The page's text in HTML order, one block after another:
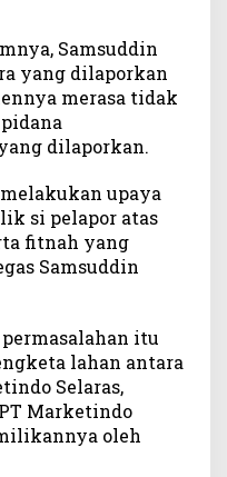
Samsuddin
yang dilaporkan
merasa tidak
dilaporkan.
upaya
si pelapor atas
fitnah yang
Samsuddin
itu
lahan antara
Selaras,
Marketindo
oleh